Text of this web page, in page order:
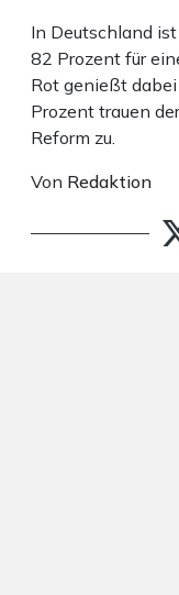
In Deutschland
82 Prozent für
Rot genießt dabei
Prozent trauen
Reform zu.
Von Redaktion